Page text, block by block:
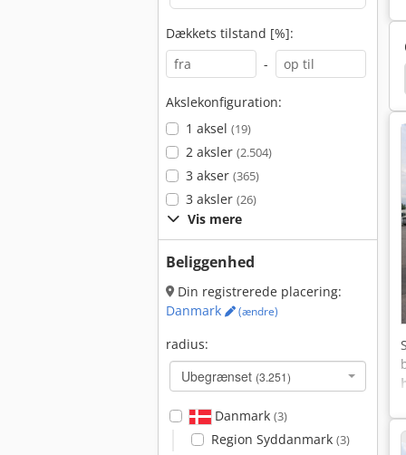
Dækkets tilstand [%]:
-
Akslekonfiguration:
1 aksel (19)
2 aksler (2.504)
3 akser (365)
3 aksler (26)
Vis mere
Beliggenhed
Din registrerede placering:
Danmark
(ændre)
radius:
Ubegrænset (3.251)
Danmark (3)
Region Syddanmark (3)
Renault Premium Scania G